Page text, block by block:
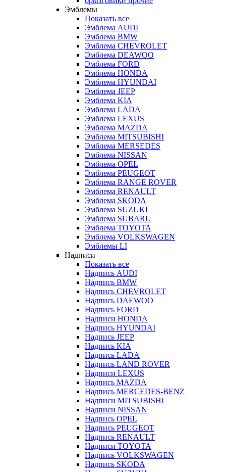
Эмблемы
Показать все
Эмблема AUDI
Эмблема BMW
Эмблема CHEVROLET
Эмблема DEAWOO
Эмблема FORD
Эмблема HONDA
Эмблема HYUNDAI
Эмблема JEEP
Эмблема KIA
Эмблема LADA
Эмблема LEXUS
Эмблема MAZDA
Эмблема MITSUBISHI
Эмблема MERSEDES
Эмблема NISSAN
Эмблема OPEL
Эмблема PEUGEOT
Эмблема RANGE ROVER
Эмблема RENAULT
Эмблема SKODA
Эмблема SUZUKI
Эмблема SUBARU
Эмблема TOYOTA
Эмблема VOLKSWAGEN
Эмблемы LI
Надписи
Показать все
Надпись AUDI
Надпись BMW
Надпись CHEVROLET
Надпись DAEWOO
Надпись FORD
Надписи HONDA
Надпись HYUNDAI
Надпись JEEP
Надпись KIA
Надпись LADA
Надпись LAND ROVER
Надписи LEXUS
Надпись MAZDA
Надпись MERCEDES-BENZ
Надписи MITSUBISHI
Надписи NISSAN
Надпись OPEL
Надпись PEUGEOT
Надпись RENAULT
Надписи TOYOTA
Надпись VOLKSWAGEN
Надпись SKODA